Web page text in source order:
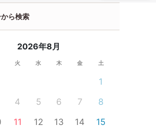
ら検索
2026年8月
火 水 木 金 土
1
4 5 6 7
8
11 12 13 14
15